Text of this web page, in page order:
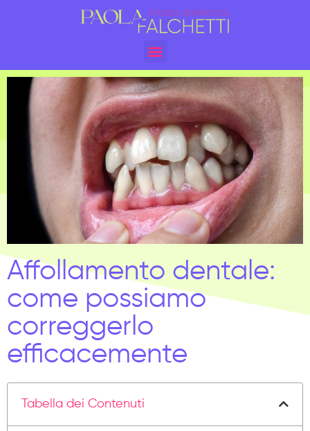
Affollamento dentale:
come possiamo
correggerlo
efficacemente
Tabella dei Contenuti